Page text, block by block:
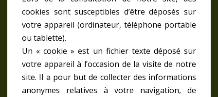
La maison FARTOOLS
cookies sont susceptibles d’être déposés sur
votre appareil (ordinateur, téléphone portable
ou tablette).
Un « cookie » est un fichier texte déposé sur
votre appareil à l’occasion de la visite de notre
site. Il a pour but de collecter des informations
anonymes relatives à votre navigation, de